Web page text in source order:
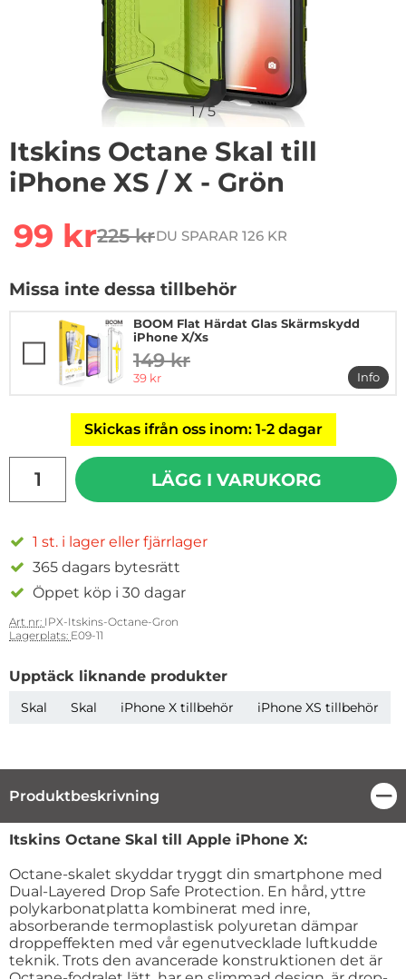
1/5
Itskins Octane Skal till
iPhone XS / X - Grön
rea pris
99 krtidigare pris
225 krDU SPARAR 126 KR
Missa inte dessa tillbehör
BOOM Flat Härdat Glas Skärmskydd
iPhone X/Xs
tidigare pris
149 kr
rea pris
39 kr
Info
mer
Skickas ifrån oss inom: 1-2 dagar
LÄGG I VARUKORG
1 st. i lager eller fjärrlager
365 dagars bytesrätt
Öppet köp i 30 dagar
Art nr: IPX-Itskins-Octane-Gron
Lagerplats: E09-11
Upptäck liknande produkter
Skal Skal iPhone X tillbehör iPhone XS tillbehör
Produktbeskrivning
Produktbeskrivning
Itskins Octane Skal till Apple iPhone X:
Octane-skalet skyddar tryggt din smartphone med
Dual-Layered Drop Safe Protection. En hård, yttre
polykarbonatplatta kombinerat med inre,
absorberande termoplastisk polyuretan dämpar
droppeffekten med vår egenutvecklade luftkudde
teknik. Trots den avancerade konstruktionen det är